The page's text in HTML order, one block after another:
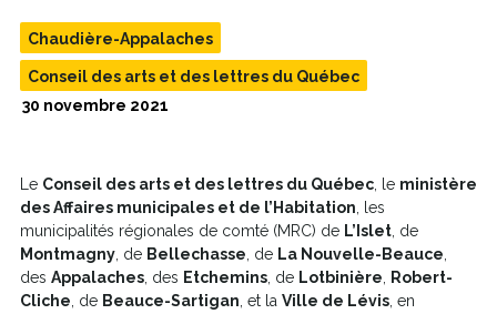
Chaudière-Appalaches
Conseil des arts et des lettres du Québec
30 novembre 2021
Le Conseil des arts et des lettres du Québec , le ministère
des Affaires municipales et de l’Habitation , les
municipalités régionales de comté (MRC) de L’Islet , de
Montmagny , de Bellechasse , de La Nouvelle-Beauce
des Appalaches , des Etchemins , de Lotbinière
Robert-
Cliche , de Beauce-Sartigan , et la Ville de Lévis , en